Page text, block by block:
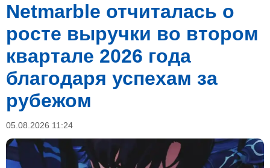
Netmarble отчиталась о
росте выручки во втором
квартале 2026 года
благодаря успехам за
рубежом
05.08.2026 11:24